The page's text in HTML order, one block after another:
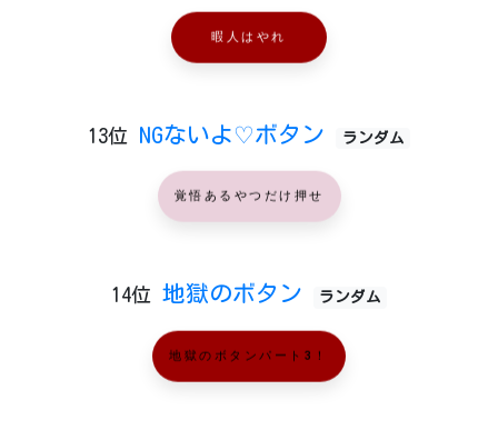
暇人はやれ
13位 NGないよ♡ボタン ランダム
覚悟あるやつだけ押せ
14位 地獄のボタン ランダム
地獄のボタンパート3！